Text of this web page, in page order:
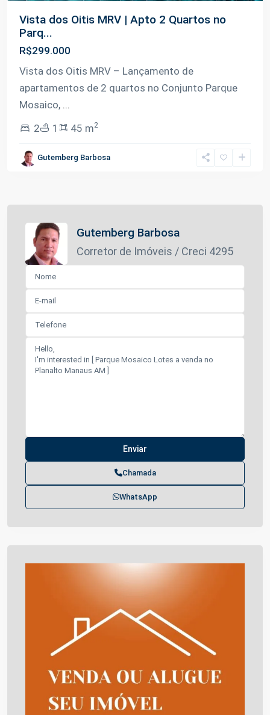
Vista dos Oitis MRV | Apto 2 Quartos no
Parq...
R$299.000
Vista dos Oitis MRV – Lançamento de
apartamentos de 2 quartos no Conjunto Parque
Mosaico, ...
2
1 45 m2
Gutemberg Barbosa
Gutemberg Barbosa
Corretor de Imóveis / Creci 4295
Chamada
WhatsApp